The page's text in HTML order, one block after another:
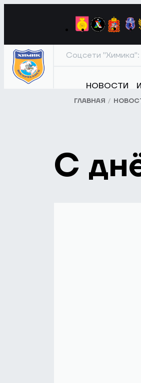
Соцсети "Химика":
НОВОСТИ
ГЛАВНАЯ
С